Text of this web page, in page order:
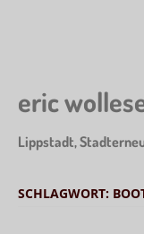
eric
Lippstadt,
SCHLAGWORT: